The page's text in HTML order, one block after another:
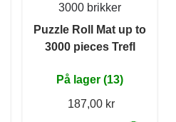
3000 brikker
Puzzle Roll Mat up to
3000 pieces Trefl
På lager (13)
187,00 kr